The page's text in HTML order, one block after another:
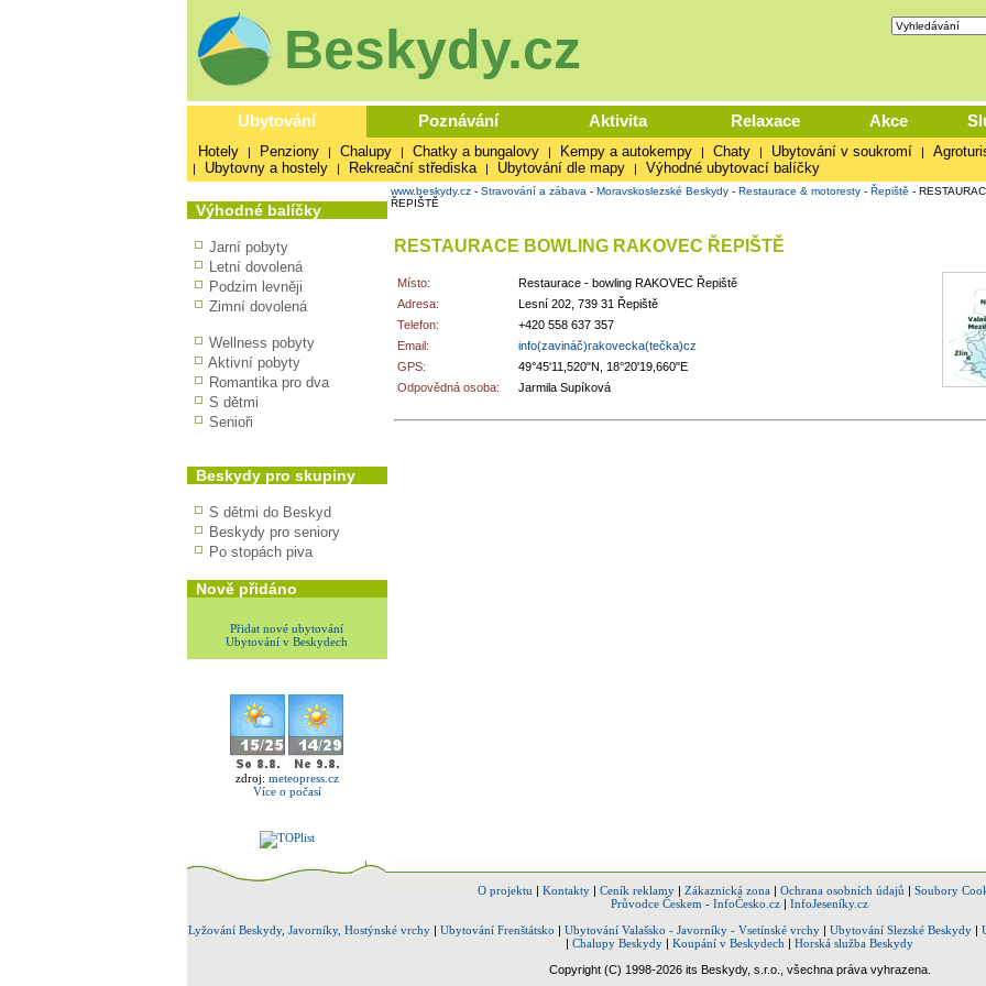
Beskydy.cz
Ubytování Poznávání Aktivita Relaxace Akce
Hotely | Penziony | Chalupy | Chatky a bungalovy | Kempy a autokempy | Chaty | Ubytování v soukromí |
| Ubytovny a hostely | Rekreační střediska | Ubytování dle mapy | Výhodné ubytovací balíčky
Výhodné balíčky
Jarní pobyty
Letní dovolená
Podzim levněji
Zimní dovolená
Wellness pobyty
Aktivní pobyty
Romantika pro dva
S dětmi
Senioři
Beskydy pro skupiny
S dětmi do Beskyd
Beskydy pro seniory
Po stopách piva
Nově přidáno
Přidat nové ubytování
Ubytování v Beskydech
zdroj: meteopress.cz
Více o počasí
www.beskydy.cz- Stravování a zábava - Moravskoslezské Beskydy- Restaurace & motoresty- Řepiště -
ŘEPIŠTĚ
RESTAURACE BOWLING RAKOVEC ŘEPIŠTĚ
Místo:
Restaurace - bowling RAKOVEC Řepiště
Adresa:
Lesní 202, 739 31 Řepiště
Telefon:
+420 558 637 357
Email:
info(zavináč)rakovecka(tečka)cz
GPS:
49°45'11,520"N, 18°20'19,660"E
Odpovědná osoba:
Jarmila Supíková
O projektu | Kontakty| Ceník reklamy| Zákaznická zona| Ochrana osobních údajů | Soubory
Průvodce Českem - InfoČesko.cz | InfoJeseníky.cz
Lyžování Beskydy, Javorníky, Hostýnské vrchy | Ubytování Frenštátsko | Ubytování Valašsko - Javorníky - Vsetínské vrchy | Ubytování Slezské Beskydy |
| Chalupy Beskydy | Koupání v Beskydech | Horská služba Beskydy
Copyright (C) 1998-2026 its Beskydy, s.r.o., všechna práva vyhrazena.